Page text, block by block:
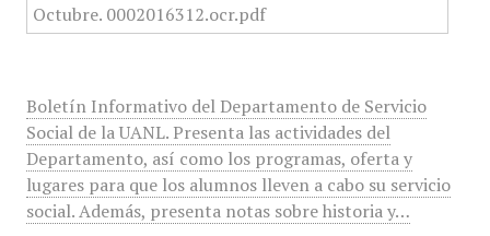
Boletín Informativo del Departamento de Servicio
Social de la UANL. Presenta las actividades del
Departamento, así como los programas, oferta y
lugares para que los alumnos lleven a cabo su servicio
social. Además, presenta notas sobre historia y…